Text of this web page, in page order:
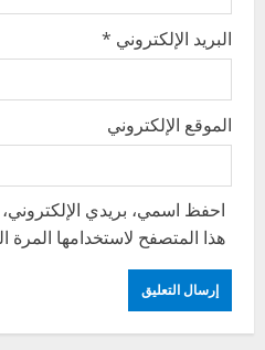
البريد الإلكتروني *
الموقع الإلكتروني
احفظ اسمي، بريدي
هذا المتصفح لاستخدامها المرة